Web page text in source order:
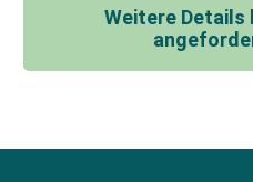
Weitere Details